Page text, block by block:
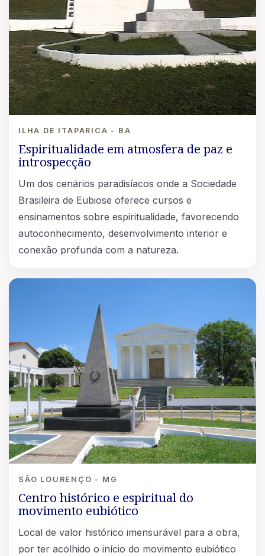
ILHA DE ITAPARICA - BA
Espiritualidade em atmosfera de paz e
introspecção
Um dos cenários paradisíacos onde a Sociedade
Brasileira de Eubiose oferece cursos e
ensinamentos sobre espiritualidade, favorecendo
autoconhecimento, desenvolvimento interior e
conexão profunda com a natureza.
SÃO LOURENÇO - MG
Centro histórico e espiritual do
movimento eubiótico
Local de valor histórico imensurável para a obra,
por ter acolhido o início do movimento eubiótico